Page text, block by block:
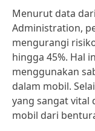
Menurut data
Administration,
mengurangi
hingga 45%. Hal
menggunakan
dalam mobil.
yang sangat vital
mobil dari